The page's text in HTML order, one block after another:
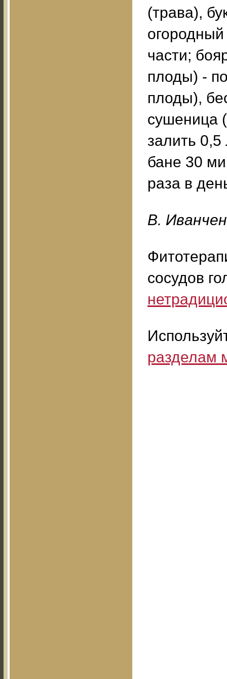
(трава),
части;
плоды) -
плоды),
сушеница
залить 0,5
бане 30
раза в
B.
сосудов
разделам